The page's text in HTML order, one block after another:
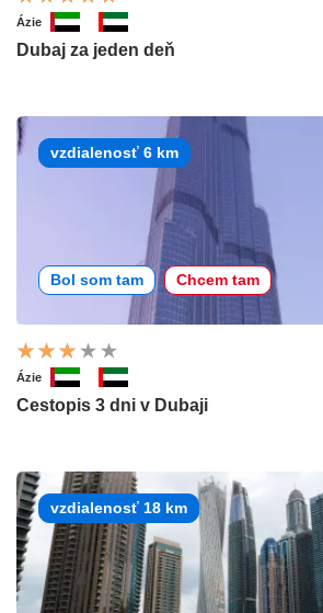
Ázie
Dubaj za jeden deň
vzdialenosť 6 km
Bol som tam Chcem tam
Ázie
Cestopis 3 dni v Dubaji
vzdialenosť 18 km